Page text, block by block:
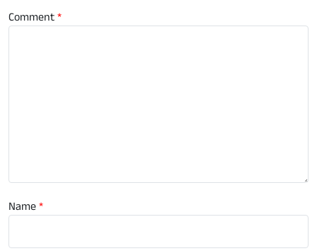
Comment*
Name*